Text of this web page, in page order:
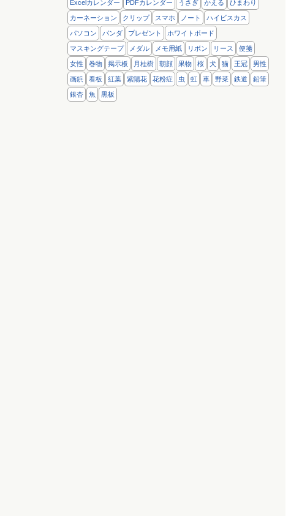
Excelカレンダー PDFカレンダー うさぎ かえる ひまわり
カーネーション クリップ スマホ ノート ハイビスカス
パソコン パンダ プレゼント ホワイトボード
マスキングテープ メダル メモ用紙 リボン リース 便箋
女性 巻物 掲示板 月桂樹 朝顔 果物 桜 犬 猫 王冠 男性
画鋲 看板 紅葉 紫陽花 花粉症 虫 虹 車 野菜 鉄道 鉛筆
銀杏 魚 黒板